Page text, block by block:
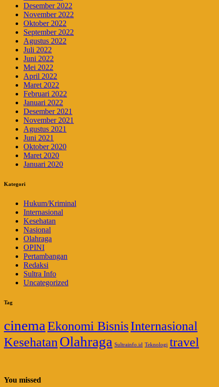
Desember 2022
November 2022
Oktober 2022
September 2022
Agustus 2022
Juli 2022
Juni 2022
Mei 2022
April 2022
Maret 2022
Februari 2022
Januari 2022
Desember 2021
November 2021
Agustus 2021
Juni 2021
Oktober 2020
Maret 2020
Januari 2020
Kategori
Hukum/Kriminal
Internasional
Kesehatan
Nasional
Olahraga
OPINI
Pertambangan
Redaksi
Sultra Info
Uncategorized
Tag
cinema Ekonomi BisnisInternasional
KesehatanOlahraga Sultrainfo.id Teknologi travel
You missed